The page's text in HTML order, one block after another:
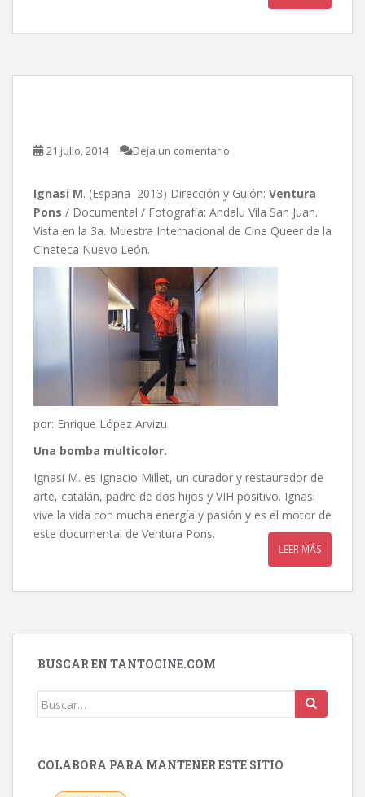
21 julio, 2014 Deja un comentario
Ignasi M. (España 2013) Dirección y Guión: Ventura
Pons / Documental / Fotografía: Andalu Vila San Juan.
Vista en la 3a. Muestra Internacional de Cine Queer de la
Cineteca Nuevo León.
por: Enrique López Arvizu
Una bomba multicolor.
Ignasi M. es Ignacio Millet, un curador y restaurador de
arte, catalán, padre de dos hijos y VIH positivo. Ignasi
vive la vida con mucha energía y pasión y es el motor de
este documental de Ventura Pons.
LEER MÁS
BUSCAR EN TANTOCINE.COM
Buscar:
COLABORA PARA MANTENER ESTE SITIO